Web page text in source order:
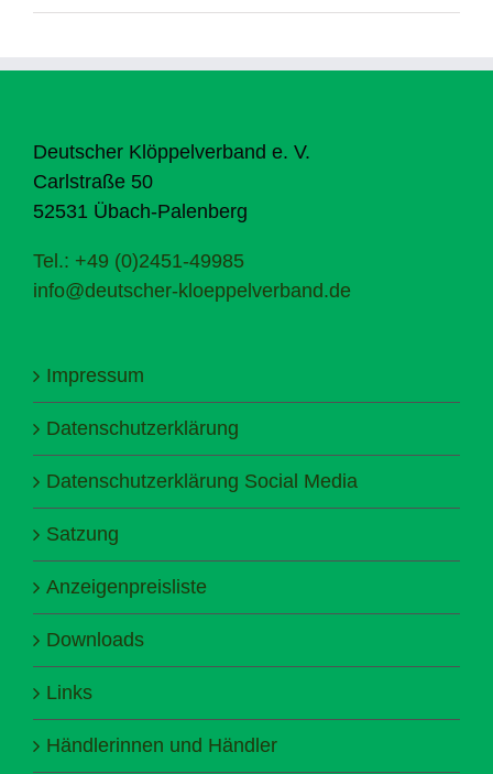
Deutscher Klöppelverband e. V.
Carlstraße 50
52531 Übach-Palenberg
Tel.: +49 (0)2451-49985
info@deutscher-kloeppelverband.de
Impressum
Datenschutzerklärung
Datenschutzerklärung Social Media
Satzung
Anzeigenpreisliste
Downloads
Links
Händlerinnen und Händler